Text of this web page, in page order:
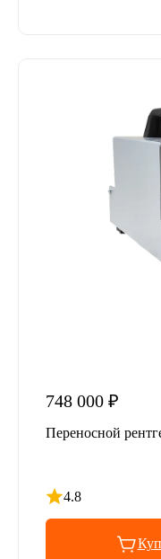
748 000 ₽
Переносной
4.8
Рейтинг 4.8 из 5